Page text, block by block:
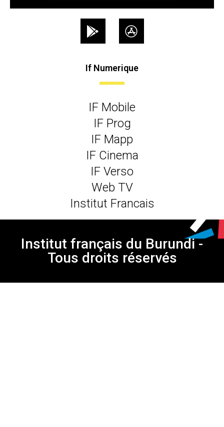
If Numerique
IF Mobile
IF Prog
IF Mapp
IF Cinema
IF Verso
Web TV
Institut Francais
Institut français du Burundi -
Tous droits réservés